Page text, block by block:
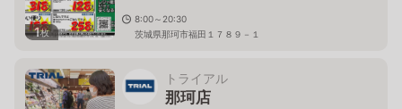
1枚
8:00～20:30
茨城県那珂市福田１７８９－１
トライアル
那珂店